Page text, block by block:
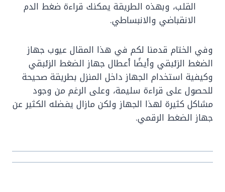
القلب، وبهذه الطريقة يمكنك قراءة ضغط الدم
الانقباضي والانبساطي.
وفي الختام قدمنا لكم في هذا المقال عيوب جهاز
الضغط الزئبقي وأيضًا أعطال جهاز الضغط الزئبقي
وكيفية استخدام الجهاز داخل المنزل بطريقة صحيحة
للحصول على قراءة سليمة، وعلى الرغم من وجود
مشاكل كثيرة لهذا الجهاز ولكن مازال يفضله الكثير عن
جهاز الضغط الرقمي.